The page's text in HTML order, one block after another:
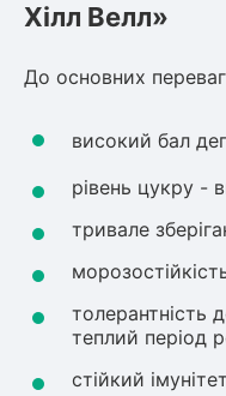
Хілл Велл»
До основних
високий бал
рівень цукру -
тривале
толерантність
теплий період
стійкий